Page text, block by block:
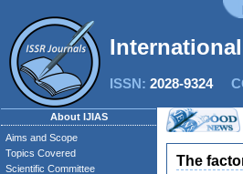
ISSN: 2028-9324
About IJIAS
Aims and Scope
Topics Covered
Scientific Committee
The